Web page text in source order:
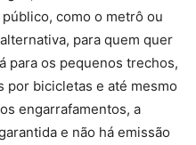
como o metrô ou
para quem quer
para os pequenos trechos,
bicicletas e até mesmo
engarrafamentos, a
e não há emissão